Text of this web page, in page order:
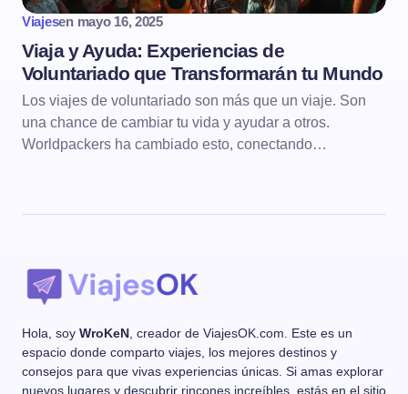
Viajesen mayo 16, 2025
Viaja y Ayuda: Experiencias de
Voluntariado que Transformarán tu Mundo
Los viajes de voluntariado son más que un viaje. Son
una chance de cambiar tu vida y ayudar a otros.
Worldpackers ha cambiado esto, conectando…
Hola, soy WroKeN , creador de ViajesOK.com. Este es un
espacio donde comparto viajes, los mejores destinos y
consejos para que vivas experiencias únicas. Si amas explorar
nuevos lugares y descubrir rincones increíbles, estás en el sitio